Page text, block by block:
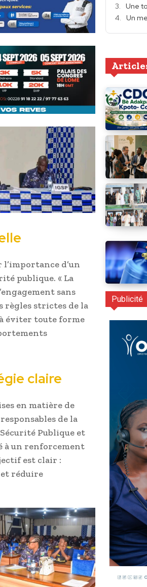
d’un
publique. « La
sans
règles strictes de la
éviter toute forme
claire
en matière de
de la
Publique et
à un renforcement
est clair :
réduire
Une
Un
Publicité